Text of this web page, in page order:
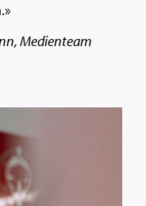
Medienteam